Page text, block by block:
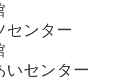
センター
いセンター